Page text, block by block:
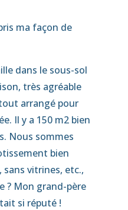
ma façon de
dans le sous-sol
très agréable
arrangé pour
Il y a 150 m2 bien
Nous sommes
bien
sans vitrines, etc.,
? Mon grand-père
si réputé !